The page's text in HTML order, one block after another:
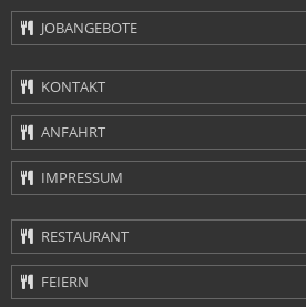
Navigation
überspringen
JOBANGEBOTE
Navigation
überspringen
KONTAKT
ANFAHRT
IMPRESSUM
Navigation
überspringen
RESTAURANT
FEIERN